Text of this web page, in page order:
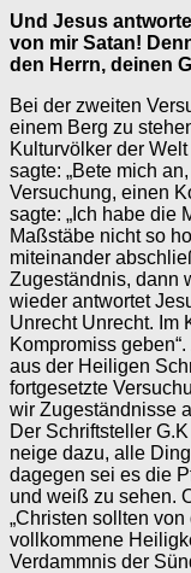
Und Jesus
von mir Satan!
den Herrn, deinen
Bei der zweiten
einem Berg zu
Kulturvölker der
sagte: „Bete mich
Versuchung, einen
sagte: „Ich habe die
Maßstäbe nicht so
miteinander
Zugeständnis, dann
wieder antwortet
Unrecht Unrecht. Im
Kompromiss
aus der Heiligen
fortgesetzte
wir Zugeständnisse
Der Schriftsteller
neige dazu, alle
dagegen sei es die
und weiß zu sehen.
„Christen sollten
vollkommene
Verdammnis der